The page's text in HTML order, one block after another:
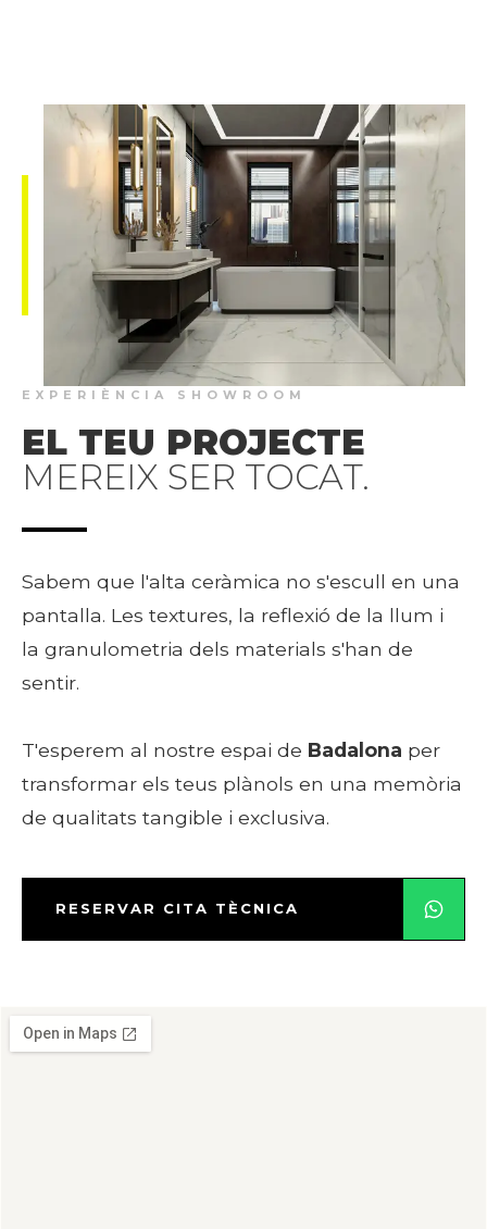
EXPERIÈNCIA SHOWROOM
EL TEU PROJECTE
MEREIX SER TOCAT.
Sabem que l'alta ceràmica no s'escull en una
pantalla. Les textures, la reflexió de la llum i
la granulometria dels materials s'han de
sentir.
T'esperem al nostre espai de Badalona per
transformar els teus plànols en una memòria
de qualitats tangible i exclusiva.
RESERVAR CITA TÈCNICA